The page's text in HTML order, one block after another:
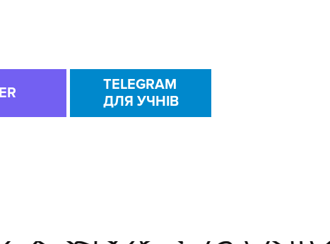
TELEGRAM
ДЛЯ УЧНІВ